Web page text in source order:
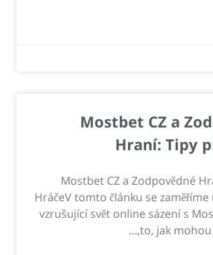
Mostbet CZ a
Hraní: Tipy
Mostbet CZ a Zodpovědné
HráčeV tomto článku se zaměříme
vzrušující svět online sázení s
to, jak mohou